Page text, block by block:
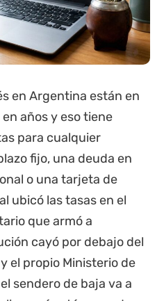
en Argentina están en
años y eso tiene
para cualquier
fijo, una deuda en
o una tarjeta de
ubicó las tasas en el
que armó a
cayó por debajo del
el propio Ministerio de
sendero de baja va a